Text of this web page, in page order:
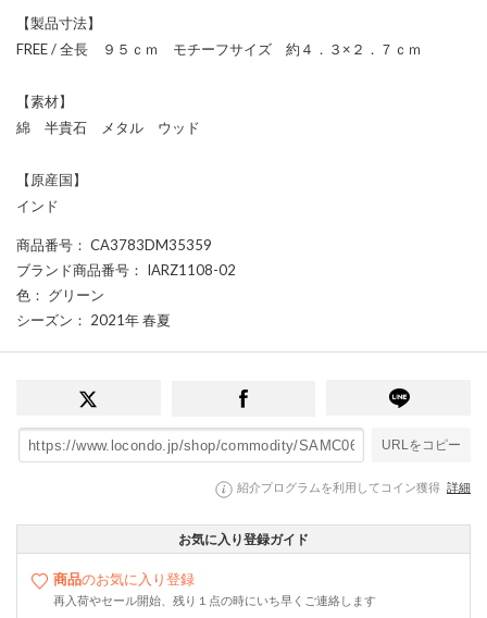
【製品寸法】
FREE / 全長 ９５ｃｍ モチーフサイズ 約４．３×２．７ｃｍ
【素材】
綿 半貴石 メタル ウッド
【原産国】
インド
商品番号 ： CA3783DM35359
ブランド商品番号 ： IARZ1108-02
色 ： グリーン
シーズン ： 2021年 春夏
URLをコピー
紹介プログラムを利用してコイン獲得 詳細
お気に入り登録ガイド
商品のお気に入り登録
再入荷やセール開始、残り１点の時にいち早くご連絡します